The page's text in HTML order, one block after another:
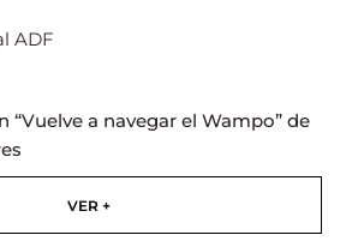
ADF
“Vuelve a navegar el Wampo” de
VER +